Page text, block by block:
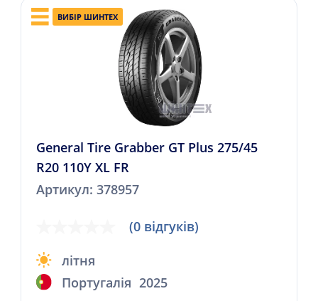
ВИБІР ШИНТЕХ
General Tire Grabber GT Plus 275/45
R20 110Y XL FR
Артикул: 378957
(0 відгуків)
літня
Португалія 2025